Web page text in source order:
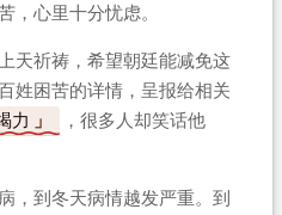
，心里十分忧虑。
天祈祷，希望朝廷能减免这
姓困苦的详情，呈报给相关
力
，很多人却笑话他
，到冬天病情越发严重。到